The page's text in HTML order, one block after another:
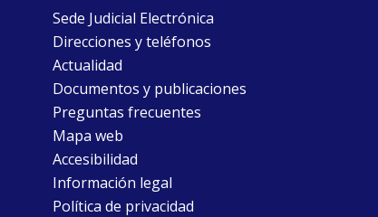
Sede Judicial Electrónica
Direcciones y teléfonos
Actualidad
Documentos y publicaciones
Preguntas frecuentes
Mapa web
Accesibilidad
Información legal
Política de privacidad